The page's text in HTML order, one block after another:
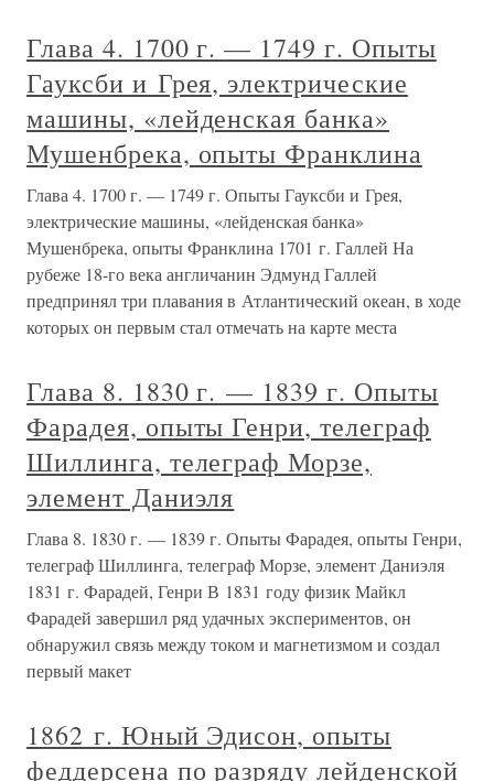
Глава 4. 1700 г. — 1749 г. Опыты
Гауксби и Грея, электрические
машины, «лейденская банка»
Мушенбрека, опыты Франклина
Глава 4. 1700 г. — 1749 г. Опыты Гауксби и Грея,
электрические машины, «лейденская банка»
Мушенбрека, опыты Франклина 1701 г. Галлей На
рубеже 18-го века англичанин Эдмунд Галлей
предпринял три плавания в Атлантический океан, в ходе
которых он первым стал отмечать на карте места
Глава 8. 1830 г. — 1839 г. Опыты
Фарадея, опыты Генри, телеграф
Шиллинга, телеграф Морзе,
элемент Даниэля
Глава 8. 1830 г. — 1839 г. Опыты Фарадея, опыты Генри,
телеграф Шиллинга, телеграф Морзе, элемент Даниэля
1831 г. Фарадей, Генри В 1831 году физик Майкл
Фарадей завершил ряд удачных экспериментов, он
обнаружил связь между током и магнетизмом и создал
первый макет
1862 г. Юный Эдисон, опыты
феддерсена по разряду лейденской